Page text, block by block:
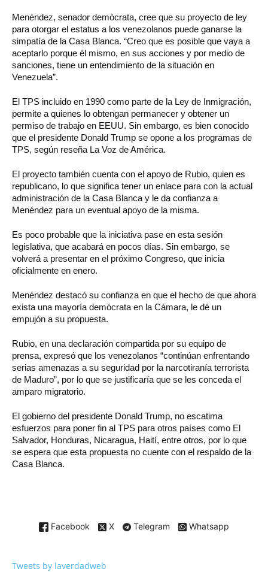
Menéndez, senador demócrata, cree que su proyecto de ley
para otorgar el estatus a los venezolanos puede ganarse la
simpatía de la Casa Blanca. “Creo que es posible que vaya a
aceptarlo porque él mismo, en sus acciones y por medio de
sanciones, tiene un entendimiento de la situación en
Venezuela”.
El TPS incluido en 1990 como parte de la Ley de Inmigración,
permite a quienes lo obtengan permanecer y obtener un
permiso de trabajo en EEUU. Sin embargo, es bien conocido
que el presidente Donald Trump se opone a los programas de
TPS, según reseña La Voz de América.
El proyecto también cuenta con el apoyo de Rubio, quien es
republicano, lo que significa tener un enlace para con la actual
administración de la Casa Blanca y le da confianza a
Menéndez para un eventual apoyo de la misma.
Es poco probable que la iniciativa pase en esta sesión
legislativa, que acabará en pocos días. Sin embargo, se
volverá a presentar en el próximo Congreso, que inicia
oficialmente en enero.
Menéndez destacó su confianza en que el hecho de que ahora
exista una mayoría demócrata en la Cámara, le dé un
empujón a su propuesta.
Rubio, en una declaración compartida por su equipo de
prensa, expresó que los venezolanos “continúan enfrentando
serias amenazas a su seguridad por la narcotiranía terrorista
de Maduro”, por lo que se justificaría que se les conceda el
amparo migratorio.
El gobierno del presidente Donald Trump, no escatima
esfuerzos para poner fin al TPS para otros países como El
Salvador, Honduras, Nicaragua, Haití, entre otros, por lo que
se espera que esta propuesta no cuente con el respaldo de la
Casa Blanca.
Facebook X Telegram Whatsapp
Tweets by laverdadweb